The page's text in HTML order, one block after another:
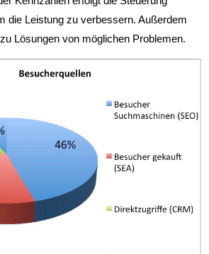
die Leistung zu verbessern. Außerdem
Lösungen von möglichen Problemen.